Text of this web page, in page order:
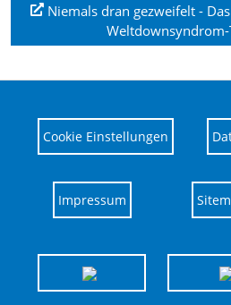
Niemals dran gezweifelt -
Weltdownsyndrom-
Cookie Einstellungen
Impressum